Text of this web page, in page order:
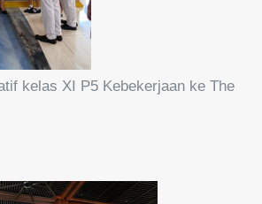
kelas XI P5 Kebekerjaan ke The